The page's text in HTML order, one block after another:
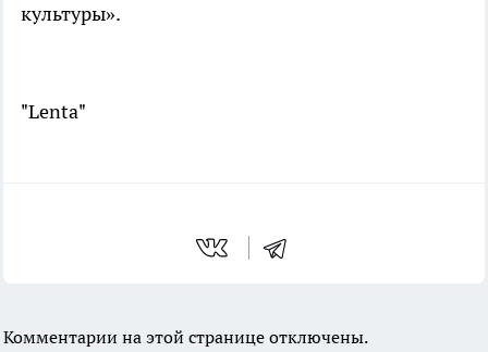
культуры».
"Lenta"
Комментарии на этой странице отключены.